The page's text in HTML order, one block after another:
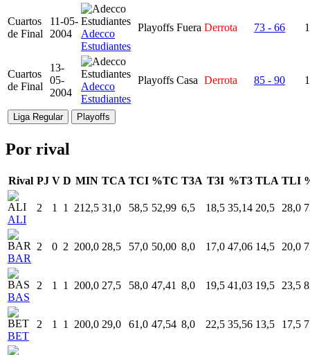
Cuartos
de Final
11-05-
2004
Adecco
Estudiantes
Playoffs Fuera Derrota 73 - 66
Cuartos
de Final
13-
05-
2004
Adecco
Estudiantes
Playoffs Casa Derrota 85 - 90
Liga Regular Playoffs
Por rival
Rival PJ V D MIN TCA TCI %TC T3A T3I %T3 TLA TLI
ALI
2 1 1 212,5 31,0 58,5 52,99 6,5 18,5 35,14 20,5 28,0
BAR
2 0 2 200,0 28,5 57,0 50,00 8,0 17,0 47,06 14,5 20,0
BAS
2 1 1 200,0 27,5 58,0 47,41 8,0 19,5 41,03 19,5 23,5
BET
2 1 1 200,0 29,0 61,0 47,54 8,0 22,5 35,56 13,5 17,5